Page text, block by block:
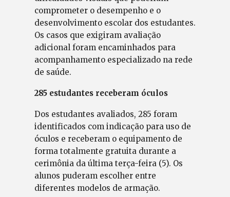
comprometer o desempenho e o
desenvolvimento escolar dos estudantes.
Os casos que exigiram avaliação
adicional foram encaminhados para
acompanhamento especializado na rede
de saúde.
285 estudantes receberam óculos
Dos estudantes avaliados, 285 foram
identificados com indicação para uso de
óculos e receberam o equipamento de
forma totalmente gratuita durante a
cerimônia da última terça-feira (5). Os
alunos puderam escolher entre
diferentes modelos de armação.